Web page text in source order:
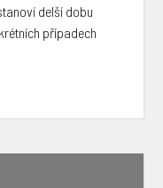
delší dobu
případech